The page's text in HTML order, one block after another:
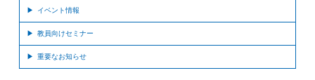
イベント情報
教員向けセミナー
重要なお知らせ